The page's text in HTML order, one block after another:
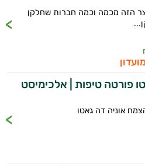
הזה מכמה וכמה חברות שחלקן
פורטה טיפות | אלכימיסט
אוניה דה גאטו